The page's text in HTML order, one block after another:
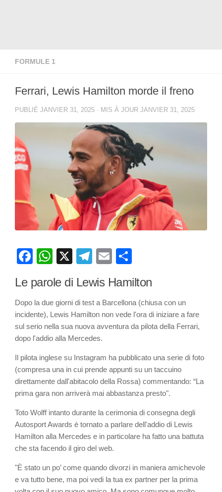
FORMULE 1
Ferrari, Lewis Hamilton morde il freno
PUBLIÉ JANVIER 31, 2025 · MIS À JOUR JANVIER 31, 2025
Facebook
WhatsApp
X Telegram
Email
Le parole di Lewis Hamilton
Dopo la due giorni di test a Barcellona (chiusa con un
incidente), Lewis Hamilton non vede l'ora di iniziare a fare
sul serio nella sua nuova avventura da pilota della Ferrari,
dopo l'addio alla Mercedes.
Il pilota inglese su Instagram ha pubblicato una serie di foto
(compresa una in cui prende appunti su un taccuino
direttamente dall'abitacolo della Rossa) commentando: “La
prima gara non arriverà mai abbastanza presto".
Toto Wolff intanto durante la cerimonia di consegna degli
Autosport Awards è tornato a parlare dell'addio di Lewis
Hamilton alla Mercedes e in particolare ha fatto una battuta
che sta facendo il giro del web.
"È stato un po’ come quando divorzi in maniera amichevole
e va tutto bene, ma poi vedi la tua ex partner per la prima